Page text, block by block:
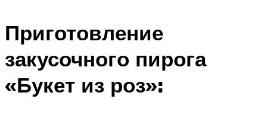
Приготовление
закусочного пирога
«Букет из роз»: